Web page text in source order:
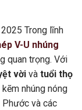
Trong lĩnh
V-U nhúng
quan trọng. Với
vời và tuổi thọ
nhúng nóng
và các